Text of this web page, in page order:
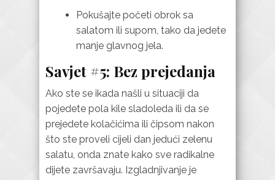
Pokušajte početi obrok sa
salatom ili supom, tako da jedete
manje glavnog jela.
Savjet #5: Bez prejedanja
Ako ste se ikada našli u situaciji da
pojedete pola kile sladoleda ili da se
prejedete kolačićima ili čipsom nakon
što ste proveli cijeli dan jedući zelenu
salatu, onda znate kako sve radikalne
dijete završavaju. Izgladnjivanje je